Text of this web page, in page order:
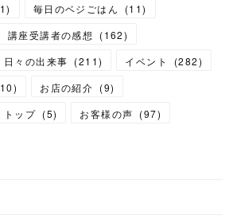
1) 毎日のベジごはん (11)
講座受講者の感想 (162)
日々の出来事 (211) イベント (282)
10) お店の紹介 (9)
トップ (5) お客様の声 (97)